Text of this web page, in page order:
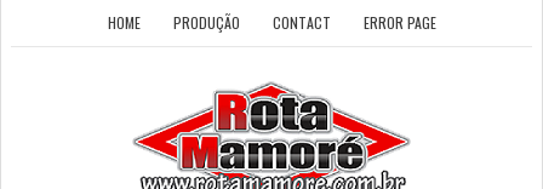
HOME PRODUÇÃO CONTACT ERROR PAGE